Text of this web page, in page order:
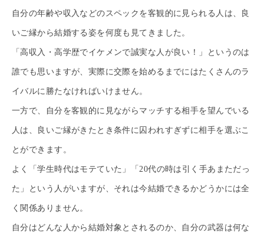
自分の年齢や収入などのスペックを客観的に見られる人は、良
いご縁から結婚する姿を何度も見てきました。
「高収入・高学歴でイケメンで誠実な人が良い！」というのは
誰でも思いますが、実際に交際を始めるまでにはたくさんのラ
イバルに勝たなければいけません。
一方で、自分を客観的に見ながらマッチする相手を望んでいる
人は、良いご縁がきたとき条件に囚われすぎずに相手を選ぶこ
とができます。
よく「学生時代はモテていた」「20代の時は引く手あまただっ
た」という人がいますが、それは今結婚できるかどうかには全
く関係ありません。
自分はどんな人から結婚対象とされるのか、自分の武器は何な